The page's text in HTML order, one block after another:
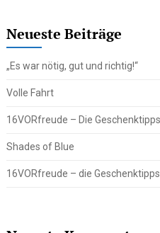
Neueste Beiträge
„Es war nötig, gut und richtig!“
Volle Fahrt
16VORfreude – Die
Shades of Blue
16VORfreude – die